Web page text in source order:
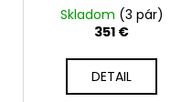
2364/7BF
Skladom (3 pár)
351 €
DETAIL